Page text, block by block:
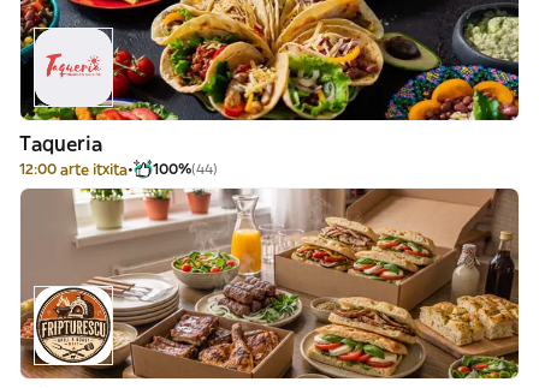
Taqueria
12:00 arte itxita 100%(44)